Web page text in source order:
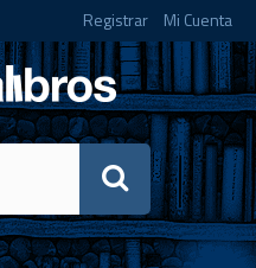
Registrar Mi Cuenta